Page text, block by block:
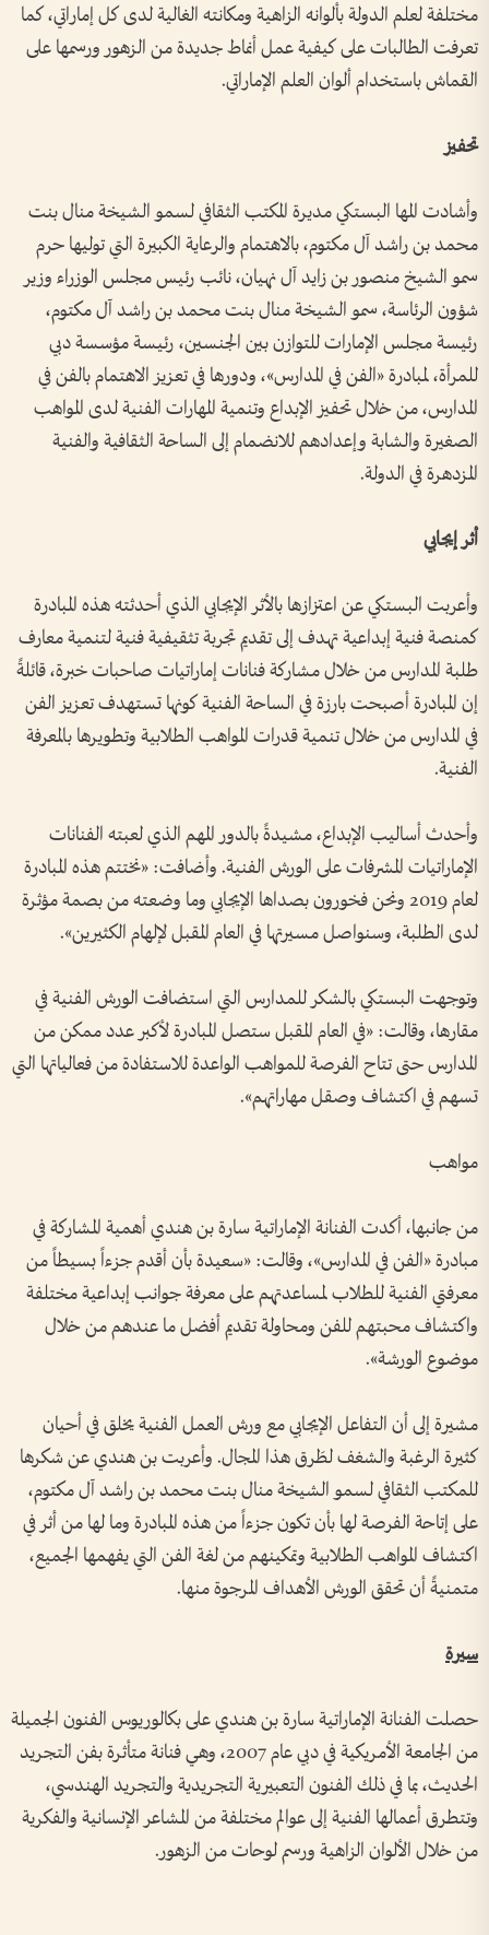
مختلفة لعلم الدولة بألوانه الزاهية ومكانته الغالية لدى كل إماراتي، كما
تعرفت الطالبات على كيفية عمل أنماط جديدة من الزهور ورسمها على
القماش باستخدام ألوان العلم الإماراتي.
تحفيز
وأشادت المها البستكي مديرة المكتب الثقافي لسمو الشيخة منال بنت
محمد بن راشد آل مكتوم، بالاهتمام والرعاية الكبيرة التي توليها حرم
سمو الشيخ منصور بن زايد آل نهيان، نائب رئيس مجلس الوزراء وزير
شؤون الرئاسة، سمو الشيخة منال بنت محمد بن راشد آل مكتوم،
رئيسة مجلس الإمارات للتوازن بين الجنسين، رئيسة مؤسسة دبي
للمرأة، لمبادرة «الفن في المدارس»، ودورها في تعزيز الاهتمام بالفن في
المدارس، من خلال تحفيز الإبداع وتنمية المهارات الفنية لدى المواهب
الصغيرة والشابة وإعدادهم للانضمام إلى الساحة الثقافية والفنية
المزدهرة في الدولة.
أثر إيجابي
وأعربت البستكي عن اعتزازها بالأثر الإيجابي الذي أحدثته هذه المبادرة
كمنصة فنية إبداعية تهدف إلى تقديم تجربة تثقيفية فنية لتنمية معارف
طلبة المدارس من خلال مشاركة فنانات إماراتيات صاحبات خبرة، قائلةً
إن المبادرة أصبحت بارزة في الساحة الفنية كونها تستهدف تعزيز الفن
في المدارس من خلال تنمية قدرات المواهب الطلابية وتطويرها بالمعرفة
الفنية.
وأحدث أساليب الإبداع، مشيدةً بالدور المهم الذي لعبته الفنانات
الإماراتيات المشرفات على الورش الفنية. وأضافت: «نختتم هذه المبادرة
لعام 2019 ونحن فخورون بصداها الإيجابي وما وضعته من بصمة مؤثرة
لدى الطلبة، وسنواصل مسيرتها في العام المقبل لإلهام الكثيرين».
وتوجهت البستكي بالشكر للمدارس التي استضافت الورش الفنية في
مقارها، وقالت: «في العام المقبل ستصل المبادرة لأكبر عدد ممكن من
المدارس حتى تتاح الفرصة للمواهب الواعدة للاستفادة من فعالياتها التي
تسهم في اكتشاف وصقل مهاراتهم».
مواهب
من جانبها، أكدت الفنانة الإماراتية سارة بن هندي أهمية المشاركة في
مبادرة «الفن في المدارس»، وقالت: «سعيدة بأن أقدم جزءاً بسيطاً من
معرفتي الفنية للطلاب لمساعدتهم على معرفة جوانب إبداعية مختلفة
واكتشاف محبتهم للفن ومحاولة تقديم أفضل ما عندهم من خلال
موضوع الورشة».
مشيرة إلى أن التفاعل الإيجابي مع ورش العمل الفنية يخلق في أحيان
كثيرة الرغبة والشغف لطَرق هذا المجال. وأعربت بن هندي عن شكرها
للمكتب الثقافي لسمو الشيخة منال بنت محمد بن راشد آل مكتوم،
على إتاحة الفرصة لها بأن تكون جزءاً من هذه المبادرة وما لها من أثر في
اكتشاف المواهب الطلابية وتمكينهم من لغة الفن التي يفهمها الجميع،
متمنيةً أن تحقق الورش الأهداف المرجوة منها.
سيرة
حصلت الفنانة الإماراتية سارة بن هندي على بكالوريوس الفنون الجميلة
من الجامعة الأمريكية في دبي عام 2007، وهي فنانة متأثرة بفن التجريد
الحديث، بما في ذلك الفنون التعبيرية التجريدية والتجريد الهندسي،
وتتطرق أعمالها الفنية إلى عوالم مختلفة من المشاعر الإنسانية والفكرية
من خلال الألوان الزاهية ورسم لوحات من الزهور.